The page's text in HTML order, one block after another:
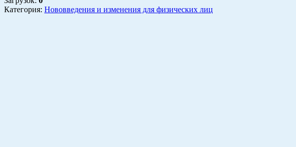
Категория: Нововведения и изменения для физических лиц